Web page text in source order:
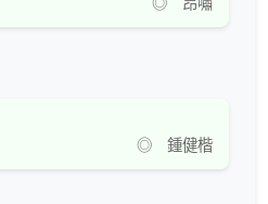
◎ 昂嘯
◎ 鍾健楷